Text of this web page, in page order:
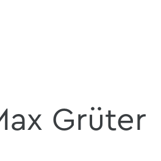
Grüter